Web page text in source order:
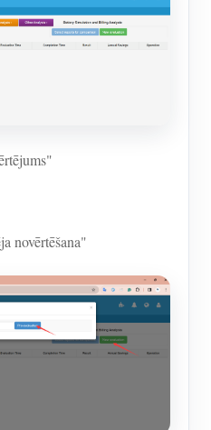
novērtēšana"